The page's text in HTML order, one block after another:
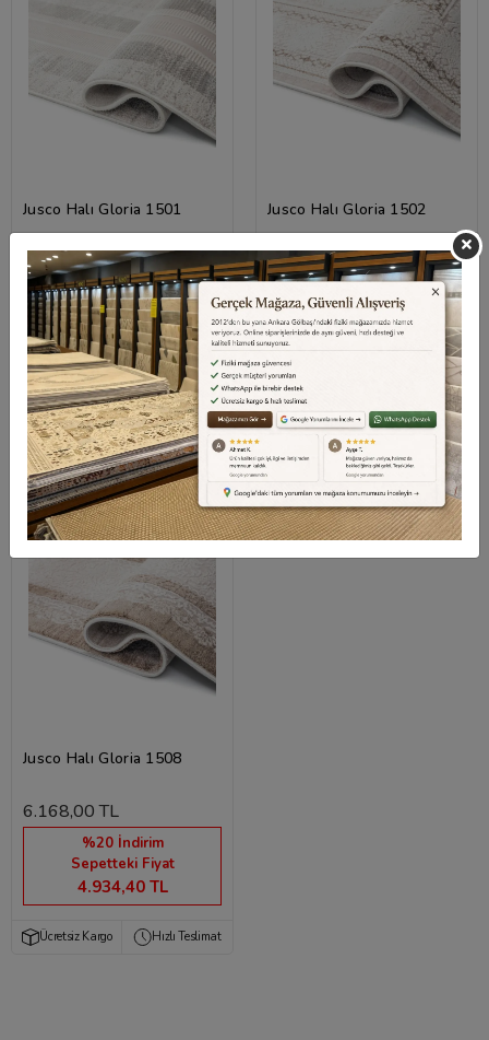
Jusco Halı Gloria 1501
6.168,00 TL
%20 İndirim
Sepetteki Fiyat
4.934,40 TL
Ücretsiz Kargo Hızlı Teslimat
Jusco Halı Gloria 1502
6.168,00 TL
%20 İndirim
Sepetteki Fiyat
4.934,40 TL
Ücretsiz Kargo Hızlı Teslimat
Jusco Halı Gloria 1508
6.168,00 TL
%20 İndirim
Sepetteki Fiyat
4.934,40 TL
Ücretsiz Kargo Hızlı Teslimat